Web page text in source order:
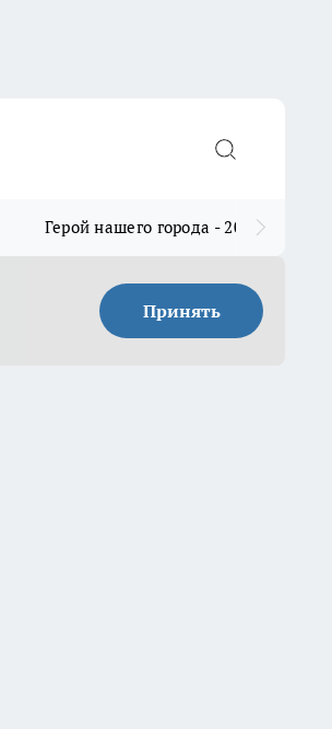
Герой нашего города - 2025
Принять